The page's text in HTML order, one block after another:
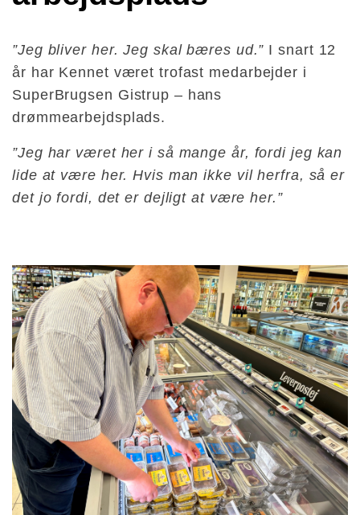
”Jeg bliver her. Jeg skal bæres ud.” I snart 12
år har Kennet været trofast medarbejder i
SuperBrugsen Gistrup – hans
drømmearbejdsplads.
”Jeg har været her i så mange år, fordi jeg kan
lide at være her. Hvis man ikke vil herfra, så er
det jo fordi, det er dejligt at være her.”